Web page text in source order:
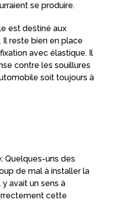
se produire.
est destiné aux
reste bien en place
avec élastique. Il
contre les souillures
soit toujours à
Quelques-uns des
de mal à installer la
y avait un sens à
cette